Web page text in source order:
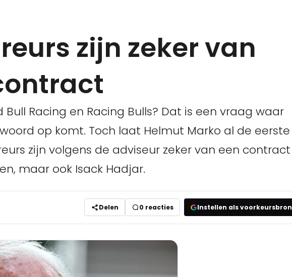
zijn zeker van
Racing en Racing Bulls? Dat is een vraag waar
op komt. Toch laat Helmut Marko al de eerste
zijn volgens de adviseur zeker van een contract
maar ook Isack Hadjar.
Delen 0 reacties Instellen als voorkeursbron